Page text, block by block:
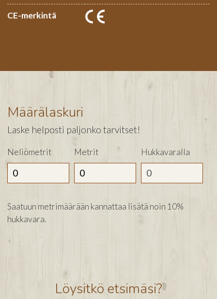
CE-merkintä
Määrälaskuri
Laske helposti paljonko tarvitset!
Neliömetrit Metrit Hukkavaralla
Saatuun metrimäärään kannattaa lisätä noin 10%
hukkavara.
Löysitkö etsimäsi?